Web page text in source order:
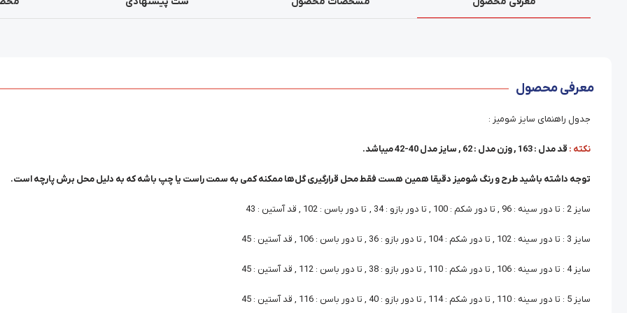
معرفی محصول
جدول راهنمای سایز شومیز :
نکته : قد مدل : 163 , وزن مدل : 62 , سایز مدل 40-42 میباشد.
توجه داشته باشید طرح و رنگ شومیز دقیقا همین هست فقط محل قرارگیری گل‌ها ممکنه کمی به سمت راست یا چپ باشه که به دلیل محل برش پارچه است.
سایز 2 : تا دور سینه : 96 , تا دور شکم : 100 , تا دور بازو : 34 , تا دور باسن : 102 , قد آستین : 43
سایز 3 : تا دور سینه : 102 , تا دور شکم : 104 , تا دور بازو : 36 , تا دور باسن : 106 , قد آستین : 45
سایز 4 : تا دور سینه : 106 , تا دور شکم : 110 , تا دور بازو : 38 , تا دور باسن : 112 , قد آستین : 45
سایز 5 : تا دور سینه : 110 , تا دور شکم : 114 , تا دور بازو : 40 , تا دور باسن : 116 , قد آستین : 45